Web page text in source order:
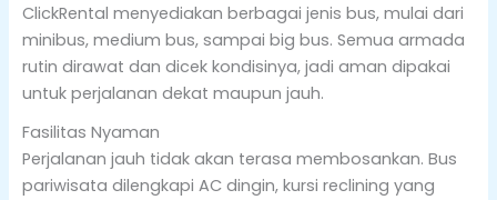
ClickRental menyediakan berbagai jenis bus, mulai dari
minibus, medium bus, sampai big bus. Semua armada
rutin dirawat dan dicek kondisinya, jadi aman dipakai
untuk perjalanan dekat maupun jauh.
Fasilitas Nyaman
Perjalanan jauh tidak akan terasa membosankan. Bus
pariwisata dilengkapi AC dingin, kursi reclining yang